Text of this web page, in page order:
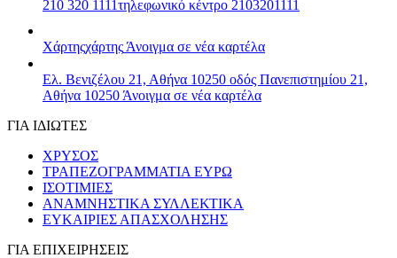
210 320 1111τηλεφωνικό κέντρο 2103201111
Χάρτηςχάρτης Άνοιγμα σε νέα καρτέλα
Ελ. Βενιζέλου 21, Αθήνα 10250 οδός Πανεπιστημίου 21,
Αθήνα 10250 Άνοιγμα σε νέα καρτέλα
ΓΙΑ ΙΔΙΩΤΕΣ
ΧΡΥΣΟΣ
ΤΡΑΠΕΖΟΓΡΑΜΜΑΤΙΑ ΕΥΡΩ
ΙΣΟΤΙΜΙΕΣ
ΑΝΑΜΝΗΣΤΙΚΑ ΣΥΛΛΕΚΤΙΚΑ
ΕΥΚΑΙΡΙΕΣ ΑΠΑΣΧΟΛΗΣΗΣ
ΓΙΑ ΕΠΙΧΕΙΡΗΣΕΙΣ